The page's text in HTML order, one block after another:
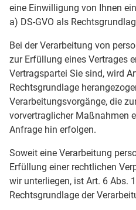
eine Einwilligung von Ihnen
a) DS-GVO als
Bei der Verarbeitung von
zur Erfüllung eines Vertrages
Vertragspartei Sie sind, wird
Rechtsgrundlage
Verarbeitungsvorgänge, die
vorvertraglicher Maßnahmen
Anfrage hin erfolgen.
Soweit eine Verarbeitung
Erfüllung einer rechtlichen
wir unterliegen, ist Art. 6 Abs.
Rechtsgrundlage der